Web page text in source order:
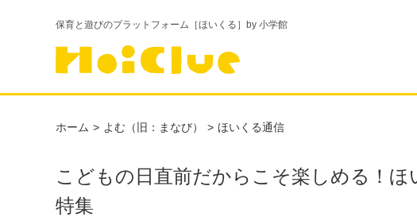
保育と遊びのプラットフォーム［ほいくる］by 小学館
ホーム よむ（旧：まなび） ほいくる通信
こどもの日直前だからこそ楽しめる！
特集